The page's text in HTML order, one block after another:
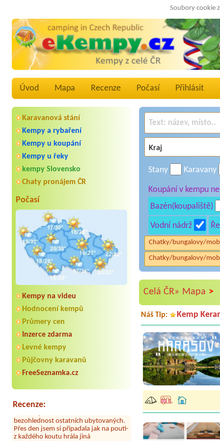
Soubory cookie
Úvod Mapa Recenze Počasí Přihlásit
Karavanová stání
Kempy a rybaření
Kempy u koupání
Kempy u řeky
kempy Slovensko
Chaty pronájem ČR
Počasí
Kempy na videu
Hodnocení kempů
Průmery cen
Inzerce zdarma
Levné kempy
Půjčovny karavanů
FreeSeznamka.cz
Recenze:
Aneta Melicharová***
2026. Kemp jako takový je pěkný. V
umývárně i na WC bylo vždy čisto,
doplněný papír i utěrky, což při
množství návštěvníků není
restaurace, kebab a další občerstvení.
hluk z repráků u stanů a absolutní
Přes den jsem si připadala jak na pouti-
z každého koutu hrála jiná
hudba.Kemp pěkný, ale takový rámus
Stany Karavany
Koupání v kempu
Bazén(koupaliště)
Vodní nádrž
Chatky/bungalovy/
Chatky/bungalovy/
Celá ČR» Mapa >
Náš Tip: Kemp